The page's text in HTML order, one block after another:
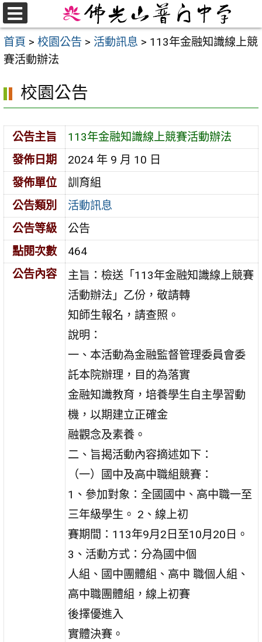
跳
至
主
要
首頁 > 校園公告 > 活動訊息 > 113年金融知識線上競
賽活動辦法
校園公告
公告主旨
113年金融知識線上競賽活動辦法
發佈日期
2024 年 9 月 10 日
發佈單位
訓育組
公告類別
活動訊息
公告等級
公告
點閱次數
464
公告內容
主旨：檢送「113年金融知識線上競賽
活動辦法」乙份，敬請轉
知師生報名，請查照。
說明：
一、本活動為金融監督管理委員會委
託本院辦理，目的為落實
金融知識教育，培養學生自主學習動
機，以期建立正確金
融觀念及素養。
二、旨揭活動內容摘述如下：
（一）國中及高中職組競賽：
1、參加對象：全國國中、高中職一至
三年級學生。 2、線上初
賽期間：113年9月2日至10月20日。
3、活動方式：分為國中個
人組、國中團體組、高中 職個人組、
高中職團體組，線上初賽
後擇優進入
實體決賽。
選
單